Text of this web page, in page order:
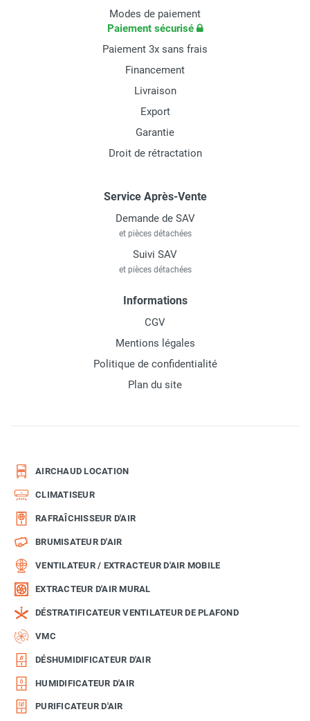
Modes de paiement
Paiement sécurisé
Paiement 3x sans frais
Financement
Livraison
Export
Garantie
Droit de rétractation
Service Après-Vente
Demande de SAV
et pièces détachées
Suivi SAV
et pièces détachées
Informations
CGV
Mentions légales
Politique de confidentialité
Plan du site
AIRCHAUD LOCATION
CLIMATISEUR
RAFRAÎCHISSEUR D'AIR
BRUMISATEUR D'AIR
VENTILATEUR / EXTRACTEUR D'AIR MOBILE
EXTRACTEUR D'AIR MURAL
DÉSTRATIFICATEUR VENTILATEUR DE PLAFOND
VMC
DÉSHUMIDIFICATEUR D'AIR
HUMIDIFICATEUR D'AIR
PURIFICATEUR D'AIR